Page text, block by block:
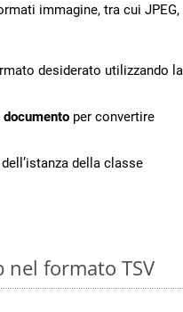
immagine, tra cui JPEG,
desiderato utilizzando la
per convertire
dell’istanza della classe
nel formato TSV